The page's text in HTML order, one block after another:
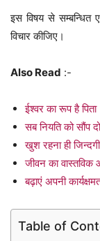
इस विषय से
विचार कीजिए।
Also Read :-
ईश्वर का रूप है पिता
सब नियति को सौंप दो
खुश रहना ही
जीवन का वास्तविक
बढ़ाएं अपनी
Table of